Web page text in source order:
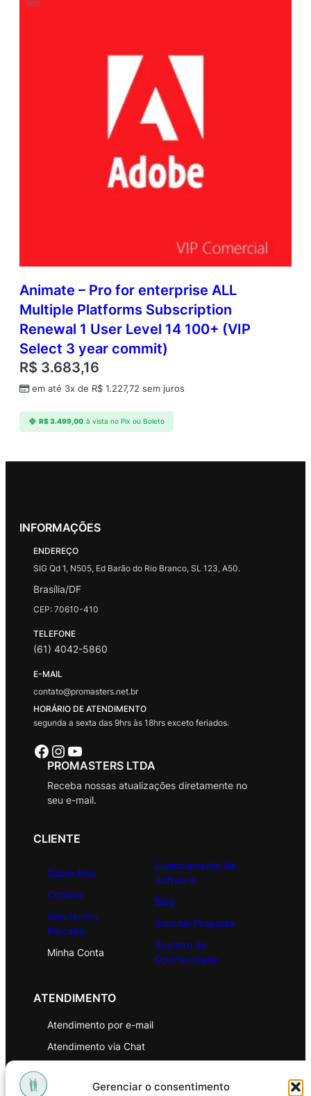
Gerenciar o consentimento
Animate – Pro for enterprise ALL
Multiple Platforms Subscription
Renewal 1 User Level 14 100+ (VIP
Select 3 year commit)
R$ 3.683,16
em até 3x de R$ 1.227,72 sem juros
R$3.499,00 à vista no Pix ou Boleto
INFORMAÇÕES
ENDEREÇO
SIG Qd 1, N505, Ed Barão do Rio Branco, SL 123, A50.
Brasília/DF
CEP: 70610-410
TELEFONE
(61) 4042-5860
E-MAIL
contato@promasters.net.br
HORÁRIO DE ATENDIMENTO
segunda a sexta das 9hrs às 18hrs exceto feriados.
Facebook Instagram Youtube
PROMASTERS LTDA
Receba nossas atualizações diretamente no
seu e-mail.
CLIENTE
Sobre Nós
Contato
Seja Nosso
Parceiro
Minha Conta
Licenciamento de
Software
Blog
Solicitar Proposta
Registro de
Oportunidade
ATENDIMENTO
Atendimento por e-mail
Atendimento via Chat